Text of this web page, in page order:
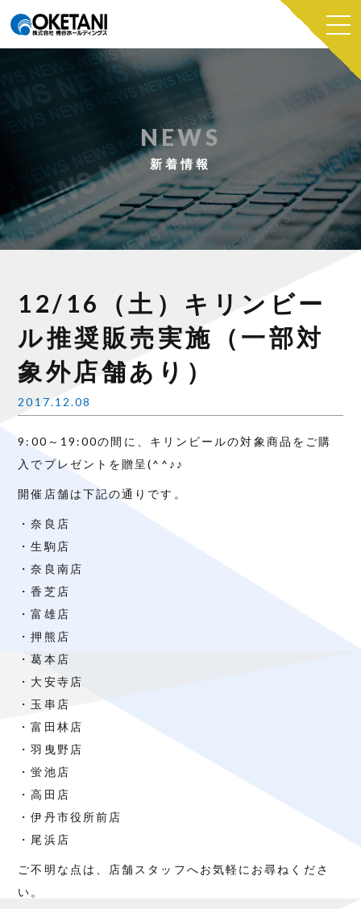
NEWS
新着情報
12/16（土）キリンビー
ル推奨販売実施（一部対
象外店舗あり）
2017.12.08
9:00～19:00の間に、キリンビールの対象商品をご購
入でプレゼントを贈呈(^^♪♪
開催店舗は下記の通りです。
・奈良店
・生駒店
・奈良南店
・香芝店
・富雄店
・押熊店
・葛本店
・大安寺店
・玉串店
・富田林店
・羽曳野店
・蛍池店
・高田店
・伊丹市役所前店
・尾浜店
ご不明な点は、店舗スタッフへお気軽にお尋ねくださ
い。